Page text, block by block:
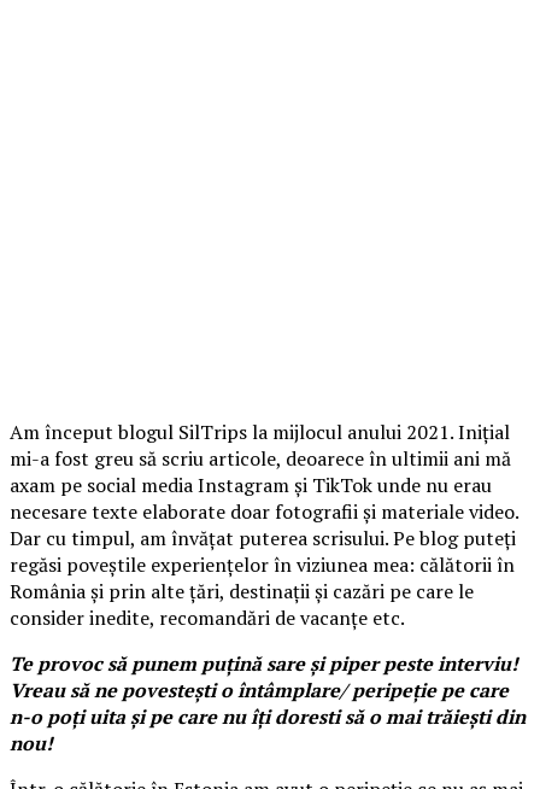
Am început blogul SilTrips la mijlocul anului 2021. Inițial
mi-a fost greu să scriu articole, deoarece în ultimii ani mă
axam pe social media Instagram și TikTok unde nu erau
necesare texte elaborate doar fotografii și materiale video.
Dar cu timpul, am învățat puterea scrisului. Pe blog puteți
regăsi poveștile experiențelor în viziunea mea: călătorii în
România și prin alte țări, destinații și cazări pe care le
consider inedite, recomandări de vacanțe etc.
Te provoc să punem puțină sare și piper peste interviu!
Vreau să ne povestești o întâmplare/ peripeție pe care
n-o poți uita și pe care nu îți doresti să o mai trăiești din
nou!